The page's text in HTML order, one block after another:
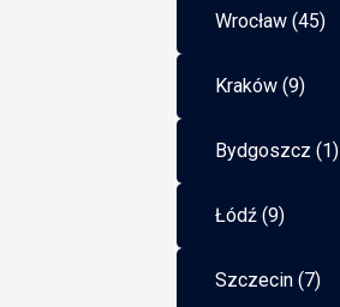
Wrocław (45)
Kraków (9)
Bydgoszcz (1)
Łódź (9)
Szczecin (7)